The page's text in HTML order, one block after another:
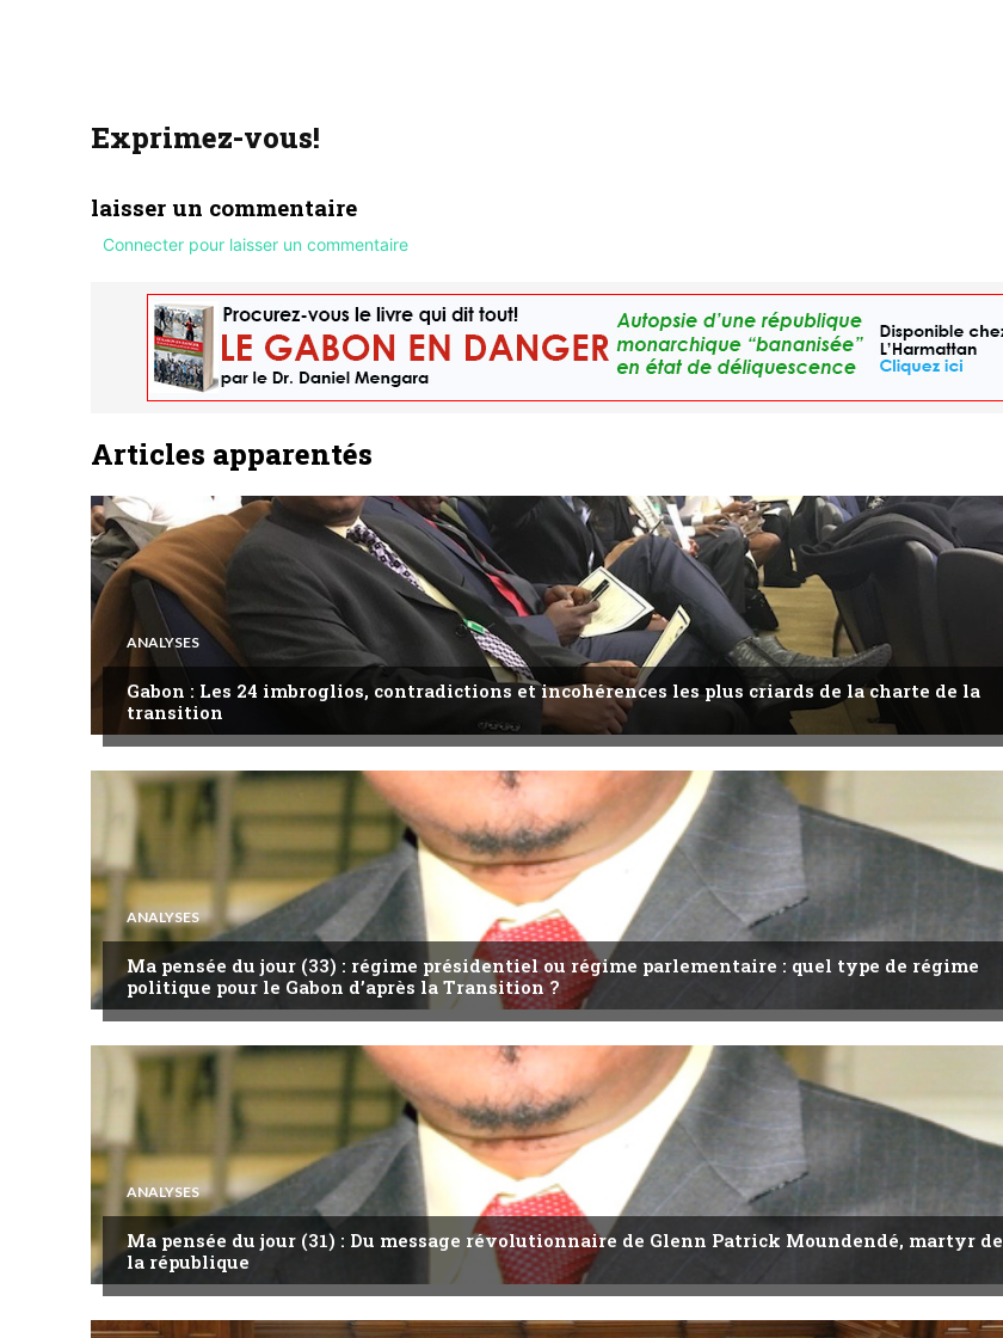
Exprimez-vous!
laisser un commentaire
Connecter pour laisser un commentaire
Articles apparentés
ANALYSES
Gabon : Les 24 imbroglios, contradictions et incohérences les plus criards de la charte de la
transition
ANALYSES
Ma pensée du jour (33) : régime présidentiel ou régime parlementaire : quel type de régime
politique pour le Gabon d’après la Transition ?
ANALYSES
Ma pensée du jour (31) : Du message révolutionnaire de Glenn Patrick Moundendé, martyr de
la république